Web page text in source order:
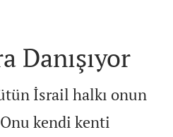
Danışıyor
İsrail halkı onun
kendi kenti